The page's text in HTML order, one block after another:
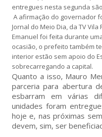
entregues nesta segunda
A afirmação do governador
Jornal do Meio Dia, da TV
Emanuel foi feita durante
ocasião, o prefeito também
interior estão sem apoio do
sobrecarregando a capital.
Quanto a isso, Mauro
parceria para abertura
esbarram em várias
unidades foram
hoje e, nas próximas
devem, sim, ser